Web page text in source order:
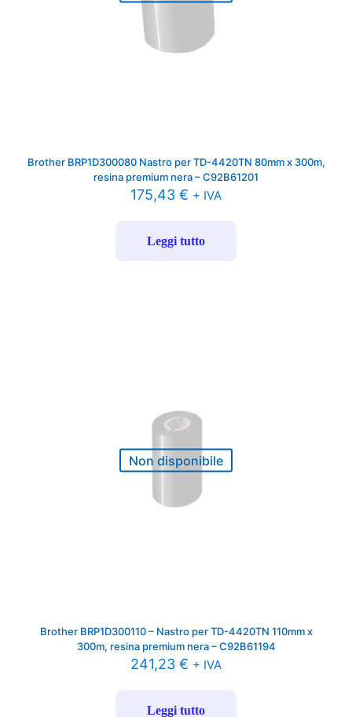
Brother BRP1D300080 Nastro per TD-4420TN 80mm x 300m,
resina premium nera – C92B61201
175,43 € + IVA
Leggi tutto
Non disponibile
Brother BRP1D300110 – Nastro per TD-4420TN 110mm x
300m, resina premium nera – C92B61194
241,23 € + IVA
Leggi tutto